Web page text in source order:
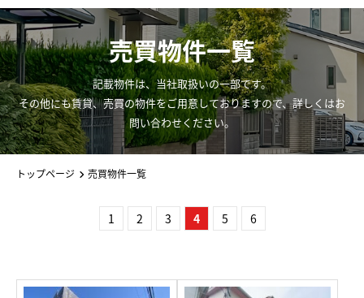
売買物件一覧
記載物件は、当社取扱いの一部です。
その他にも賃貸、売買の物件をご用意しておりますので、詳しくはお
問い合わせください。
トップページ 売買物件一覧
1 2 3 4 5 6